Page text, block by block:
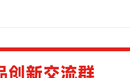
总厨李彤以及零售商代表物美集团副CMO
落地实践展开了深入交流。（来源：美通